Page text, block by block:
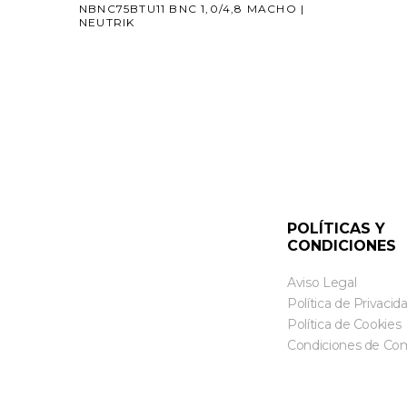
NBNC75BTU11 BNC 1,0/4,8 MACHO |
NEUTRIK
POLÍTICAS Y
CONDICIONES
Aviso Legal
Política de
Política de Cookies
Condiciones de